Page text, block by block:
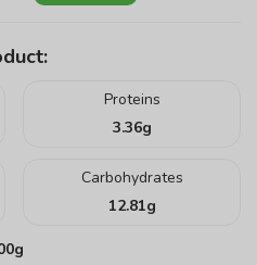
Proteins
3.36g
Carbohydrates
12.81g